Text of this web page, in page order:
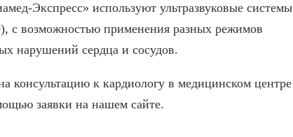
Экспресс» используют ультразвуковые системы
с возможностью применения разных режимов
нарушений сердца и сосудов.
к кардиологу в медицинском центре
заявки на нашем сайте.